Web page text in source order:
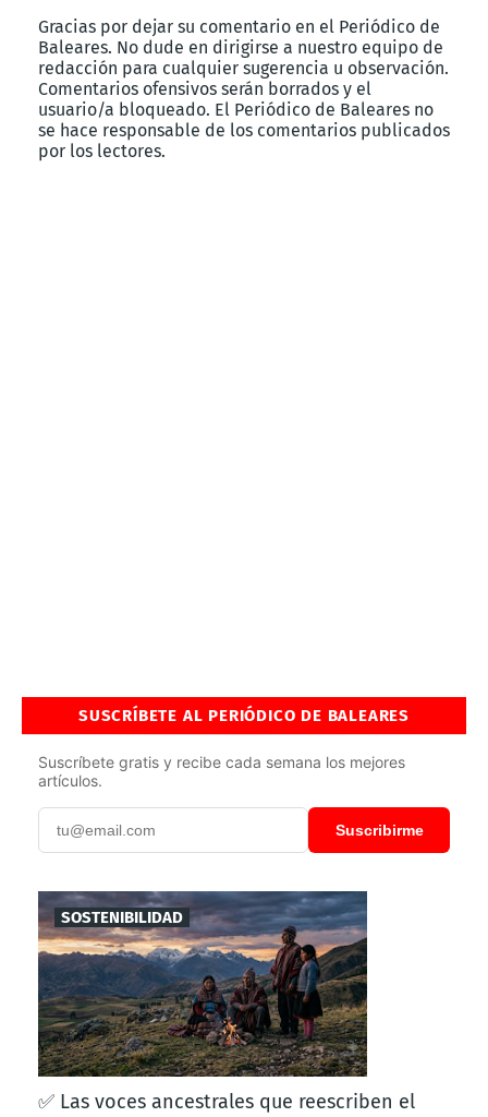
Gracias por dejar su comentario en el Periódico de
Baleares. No dude en dirigirse a nuestro equipo de
redacción para cualquier sugerencia u observación.
Comentarios ofensivos serán borrados y el
usuario/a bloqueado. El Periódico de Baleares no
se hace responsable de los comentarios publicados
por los lectores.
SUSCRÍBETE AL PERIÓDICO DE BALEARES
Suscríbete gratis y recibe cada semana los mejores
artículos.
Suscribirme
SOSTENIBILIDAD
✅ Las voces ancestrales que reescriben el